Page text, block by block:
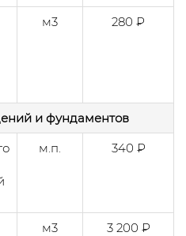
м3 280 ₽
и фундаментов
м.п. 340 ₽
м3 3 200 ₽